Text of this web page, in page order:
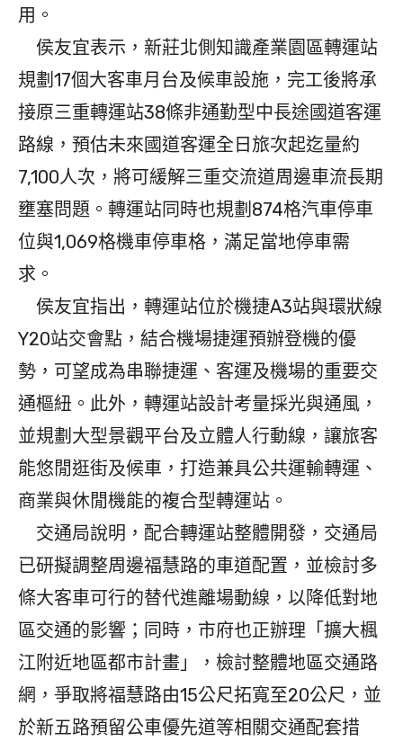
用。
侯友宜表示，新莊北側知識產業園區轉運站
規劃17個大客車月台及候車設施，完工後將承
接原三重轉運站38條非通勤型中長途國道客運
路線，預估未來國道客運全日旅次起迄量約
7,100人次，將可緩解三重交流道周邊車流長期
壅塞問題。轉運站同時也規劃874格汽車停車
位與1,069格機車停車格，滿足當地停車需
求。
侯友宜指出，轉運站位於機捷A3站與環狀線
Y20站交會點，結合機場捷運預辦登機的優
勢，可望成為串聯捷運、客運及機場的重要交
通樞紐。此外，轉運站設計考量採光與通風，
並規劃大型景觀平台及立體人行動線，讓旅客
能悠閒逛街及候車，打造兼具公共運輸轉運、
商業與休閒機能的複合型轉運站。
交通局說明，配合轉運站整體開發，交通局
已研擬調整周邊福慧路的車道配置，並檢討多
條大客車可行的替代進離場動線，以降低對地
區交通的影響；同時，市府也正辦理「擴大楓
江附近地區都市計畫」，檢討整體地區交通路
網，爭取將福慧路由15公尺拓寬至20公尺，並
於新五路預留公車優先道等相關交通配套措